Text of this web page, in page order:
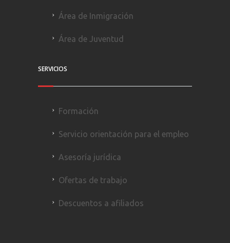
Área de Inmigración
Área de Juventud
SERVICIOS
Formación
Servicio orientación para el empleo
Asesoría jurídica
Ofertas de trabajo
Descuentos a afiliados